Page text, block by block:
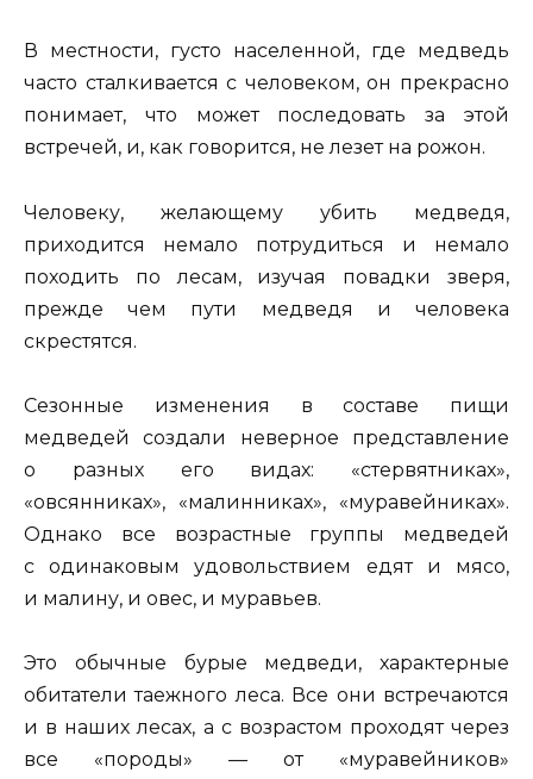
В местности, густо населенной, где медведь
часто сталкивается с человеком, он прекрасно
понимает, что может последовать за этой
встречей, и, как говорится, не лезет на рожон.
Человеку, желающему убить медведя,
приходится немало потрудиться и немало
походить по лесам, изучая повадки зверя,
прежде чем пути медведя и человека
скрестятся.
Сезонные изменения в составе пищи
медведей создали неверное представление
о разных его видах: «стервятниках»,
«овсянниках», «малинниках», «муравейниках».
Однако все возрастные группы медведей
с одинаковым удовольствием едят и мясо,
и малину, и овес, и муравьев.
Это обычные бурые медведи, характерные
обитатели таежного леса. Все они встречаются
и в наших лесах, а с возрастом проходят через
все «породы» — от «муравейников»